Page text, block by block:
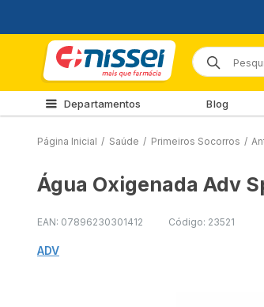
Departamentos Blog
Página Inicial / Saúde / Primeiros Socorros /
Água Oxigenada Adv
EAN: 07896230301412 Código: 23521
ADV